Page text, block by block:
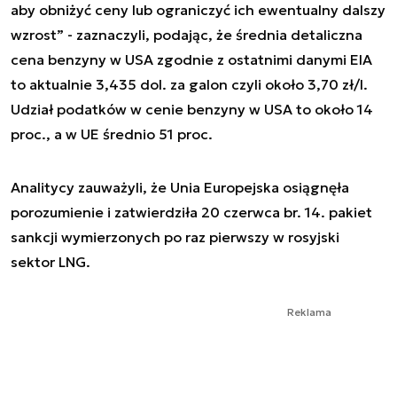
aby obniżyć ceny lub ograniczyć ich ewentualny dalszy
wzrost” - zaznaczyli, podając, że średnia detaliczna
cena benzyny w USA zgodnie z ostatnimi danymi EIA
to aktualnie 3,435 dol. za galon czyli około 3,70 zł/l.
Udział podatków w cenie benzyny w USA to około 14
proc., a w UE średnio 51 proc.
Analitycy zauważyli, że Unia Europejska osiągnęła
porozumienie i zatwierdziła 20 czerwca br. 14. pakiet
sankcji wymierzonych po raz pierwszy w rosyjski
sektor LNG.
Reklama